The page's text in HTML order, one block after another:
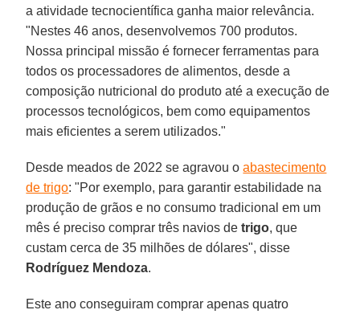
a atividade tecnocientífica ganha maior relevância.
"Nestes 46 anos, desenvolvemos 700 produtos.
Nossa principal missão é fornecer ferramentas para
todos os processadores de alimentos, desde a
composição nutricional do produto até a execução de
processos tecnológicos, bem como equipamentos
mais eficientes a serem utilizados."
Desde meados de 2022 se agravou oabastecimento
de trigo: "Por exemplo, para garantir estabilidade na
produção de grãos e no consumo tradicional em um
mês é preciso comprar três navios detrigo, que
custam cerca de 35 milhões de dólares", disse
Rodríguez Mendoza.
Este ano conseguiram comprar apenas quatro